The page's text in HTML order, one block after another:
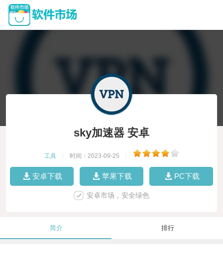
sky加速器 安卓
工具 时间：2023-09-25
安卓下载 苹果下载 PC下载
安卓市场，安全绿色
简介 排行